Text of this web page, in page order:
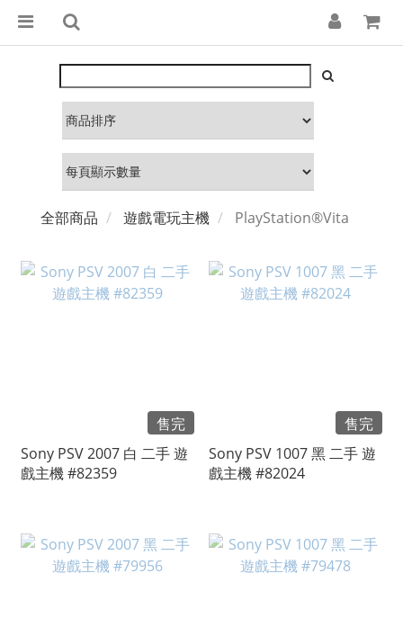
全部商品 遊戲電玩主機 PlayStation®Vita
售完
Sony PSV 2007 白 二手 遊
戲主機 #82359
售完
Sony PSV 1007 黑 二手 遊
戲主機 #82024